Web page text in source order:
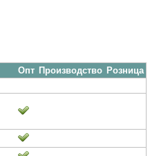
Опт Производство Розница